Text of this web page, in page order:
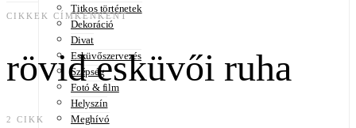
Titkos történetek
Dekoráció
Divat
Esküvőszervezés
Szépség
Fotó & film
Helyszín
Meghívó
CIKKEK CÍMKÉNKÉNT
rövid esküvői ruha
2 CIKK